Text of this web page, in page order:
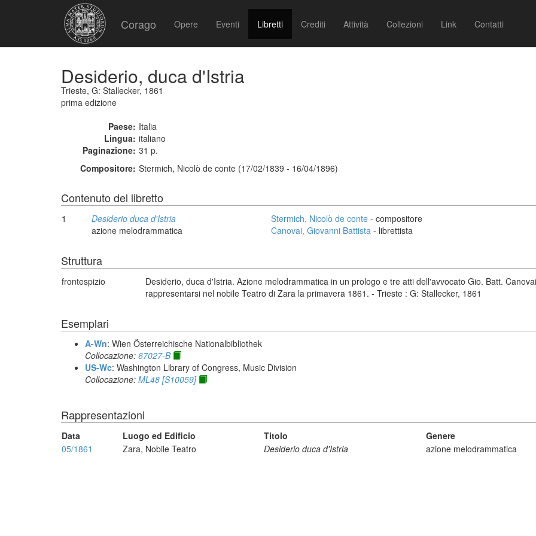
Corago Opere Eventi Libretti Crediti Attività Collezioni Link Contatti
Desiderio, duca d'Istria
Trieste, G: Stallecker, 1861
prima edizione
Paese: Italia
Lingua: italiano
Paginazione: 31 p.
Compositore: Stermich, Nicolò de conte (17/02/1839 - 16/04/1896)
Contenuto del libretto
1
Desiderio duca d'Istria
azione melodrammatica
Stermich, Nicolò de conte - compositore
Canovai, Giovanni Battista - librettista
Struttura
frontespizio
Desiderio, duca d'Istria. Azione melodrammatica in un prologo e tre atti dell'avvocato Gio. Batt.
rappresentarsi nel nobile Teatro di Zara la primavera 1861. - Trieste : G: Stallecker, 1861
Esemplari
A-Wn: Wien Österreichische Nationalbibliothek
Collocazione: 67027-B
US-Wc: Washington Library of Congress, Music Division
Collocazione: ML48 [S10059]
Rappresentazioni
Data Luogo ed Edificio Titolo Genere
05/1861
Zara, Nobile Teatro Desiderio duca d'Istria azione melodrammatica